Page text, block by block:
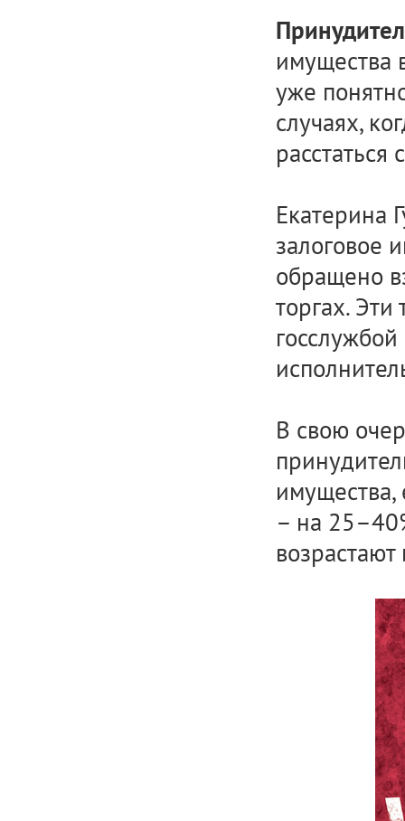
имущества
уже
случаях,
Екатерина
залоговое
обращено
торгах.
В свою
– на